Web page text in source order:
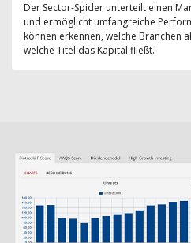
Der Sector-Spider unterteilt einen
und ermöglicht umfangreiche
können erkennen, welche Branchen
welche Titel das Kapital fließt.